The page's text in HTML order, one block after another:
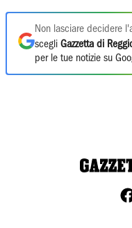
Non lasciare decidere
scegli Gazzetta di
per le tue notizie su